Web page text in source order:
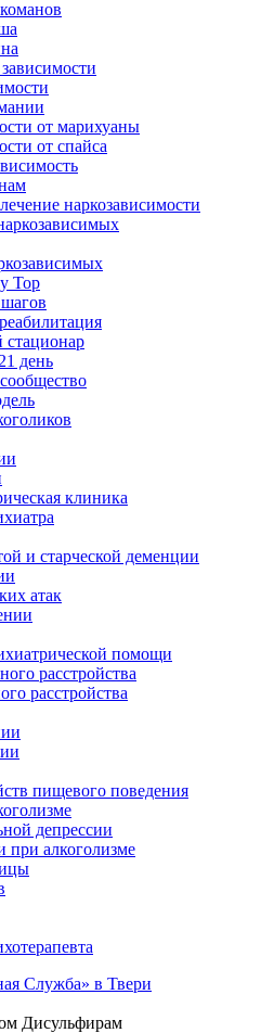
от марихуаны
от спайса
наркозависимости
Top
стационар
день
клиника
и старческой деменции
атак
помощи
расстройства
расстройства
пищевого поведения
депрессии
при алкоголизме
Служба» в Твери
Дисульфирам